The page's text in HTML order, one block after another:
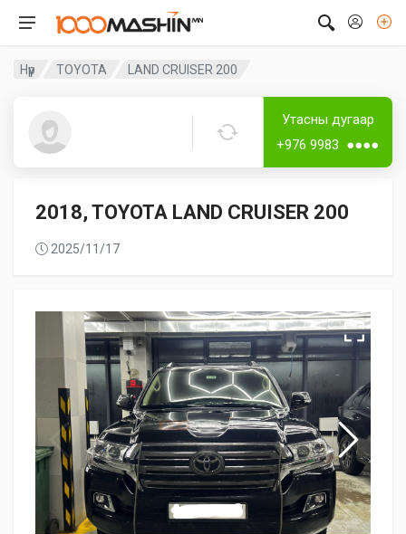
Нүүр TOYOTA LAND CRUISER 200
Утасны дугаар
+976 9983 ●●●●
2018, TOYOTA LAND CRUISER 200
2025/11/17